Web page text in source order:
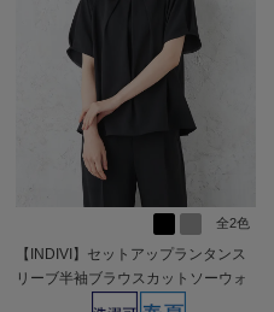
全2色
【INDIVI】セットアップランタンス
リーブ半袖ブラウスカットソーウォ
ッシャブル春夏【レディース】